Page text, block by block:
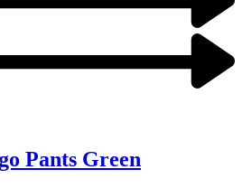
Pants Green